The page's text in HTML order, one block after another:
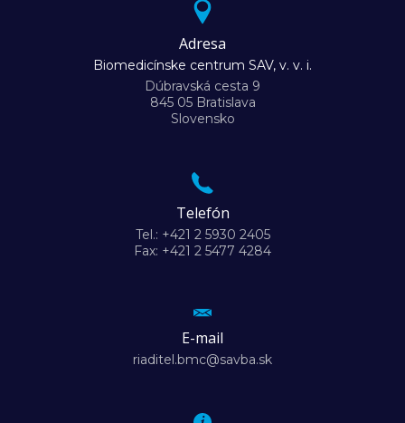
Adresa
Biomedicínske centrum SAV, v. v. i.
Dúbravská cesta 9
845 05 Bratislava
Slovensko
Telefón
Tel.: +421 2 5930 2405
Fax: +421 2 5477 4284
E-mail
riaditel.bmc@savba.sk